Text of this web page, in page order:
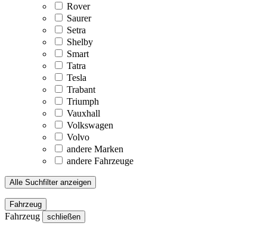
Rover
Saurer
Setra
Shelby
Smart
Tatra
Tesla
Trabant
Triumph
Vauxhall
Volkswagen
Volvo
andere Marken
andere Fahrzeuge
Alle Suchfilter anzeigen
Fahrzeug
Fahrzeug schließen